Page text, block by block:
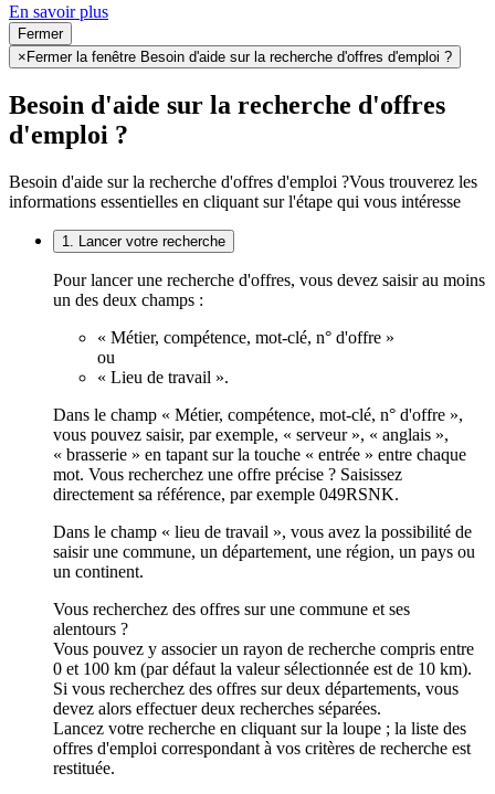
En savoir plus
Fermer
× Fermer la fenêtre Besoin d'aide sur la recherche d'offres d'emploi ?
Besoin d'aide sur la recherche d'offres
d'emploi ?
Besoin d'aide sur la recherche d'offres d'emploi ?Vous trouverez les
informations essentielles en cliquant sur l'étape qui vous intéresse
1. Lancer votre recherche
Pour lancer une recherche d'offres, vous devez saisir au moins
un des deux champs :
« Métier, compétence, mot-clé, n° d'offre »
ou
« Lieu de travail ».
Dans le champ « Métier, compétence, mot-clé, n° d'offre »,
vous pouvez saisir, par exemple, « serveur », « anglais »,
« brasserie » en tapant sur la touche « entrée » entre chaque
mot. Vous recherchez une offre précise ? Saisissez
directement sa référence, par exemple 049RSNK.
Dans le champ « lieu de travail », vous avez la possibilité de
saisir une commune, un département, une région, un pays ou
un continent.
Vous recherchez des offres sur une commune et ses
alentours ?
Vous pouvez y associer un rayon de recherche compris entre
0 et 100 km (par défaut la valeur sélectionnée est de 10 km).
Si vous recherchez des offres sur deux départements, vous
devez alors effectuer deux recherches séparées.
Lancez votre recherche en cliquant sur la loupe ; la liste des
offres d'emploi correspondant à vos critères de recherche est
restituée.